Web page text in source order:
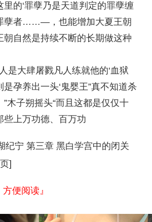
的‘罪孽乃是天道判定的罪孽缠
孽者……—，也能增加大夏王朝
朝自然是持续不断的长期做这种
是大肆屠戮凡人练就他的‘血狱
孕养出一头‘鬼婴王”真不知道杀
木子朔摇头“而且这都是仅仅十
些上万功德、百万功
纪宁 第三章 黑白学宫中的闭关
]
方便阅读』